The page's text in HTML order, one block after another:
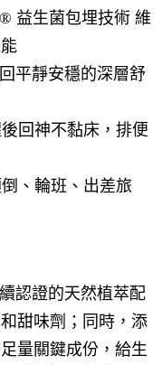
益生菌包埋技術 維
平靜安穩的深層舒
回神不黏床，排便
、輪班、出差旅
認證的天然植萃配
甜味劑；同時，添
量關鍵成份，給生